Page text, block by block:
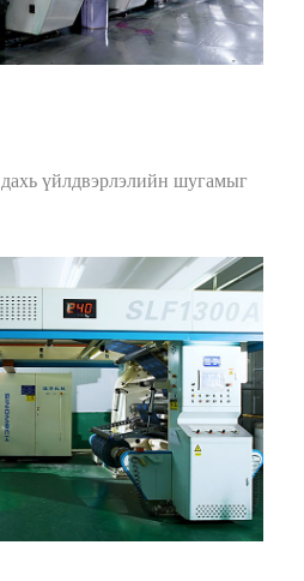
үйлдвэрлэлийн шугамыг